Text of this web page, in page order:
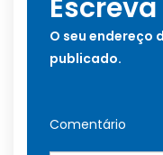
O seu endereço
publicado.
Comentário